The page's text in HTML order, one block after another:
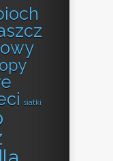
siatki